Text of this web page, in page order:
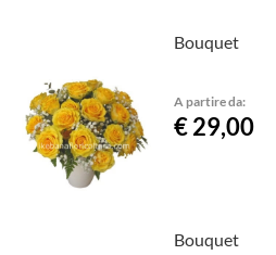
Bouquet
A partire da:
€ 29,00
Bouquet